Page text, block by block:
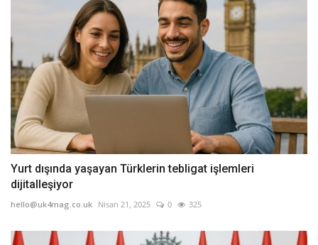
Yurt dışında yaşayan Türklerin tebligat işlemleri
dijitalleşiyor
hello@uk4mag.co.uk Nisan 21, 2025 0 325